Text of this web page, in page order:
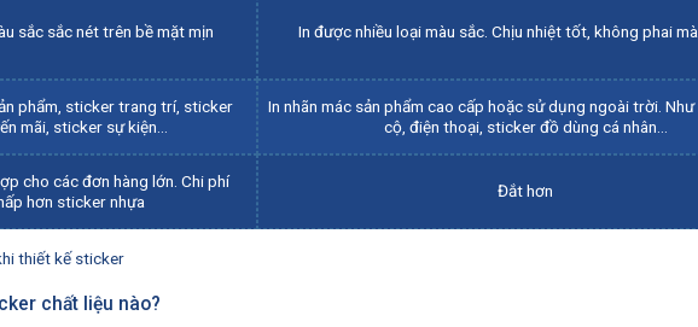
sắc sắc nét trên bề mặt mịn In được nhiều loại màu sắc. Chịu nhiệt tốt, không phai
phẩm, sticker trang trí, sticker
mãi, sticker sự kiện…
In nhãn mác sản phẩm cao cấp hoặc sử dụng ngoài trời. Như
cộ, điện thoại, sticker đồ dùng cá nhân…
cho các đơn hàng lớn. Chi phí
hơn sticker nhựa
Đắt hơn
thiết kế sticker
chất liệu nào?